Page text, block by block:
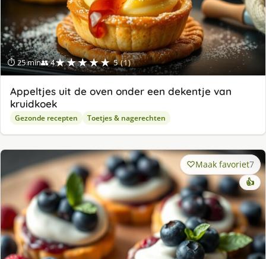
⏱ 25 min👥 4★★★★★ 5 (1)
Appeltjes uit de oven onder een dekentje van
kruidkoek
Gezonde recepten Toetjes & nagerechten
Maak favoriet7
👍